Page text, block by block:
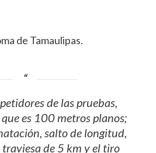
de Tamaulipas.
de las pruebas,
es 100 metros planos;
salto de longitud,
de 5 km y el tiro